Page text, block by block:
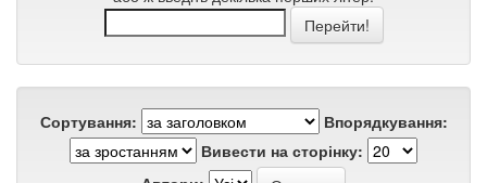
Сортування:
Впорядкування:
Вивести на сторінку: